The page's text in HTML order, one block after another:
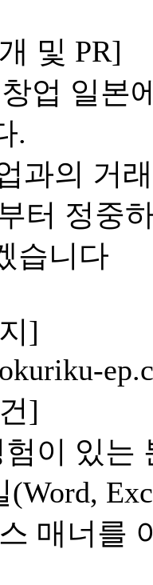
및 PR]
업 일본
.
과의 거
터 정중
습니다
]
]
험이 있는
(Word,
매너를